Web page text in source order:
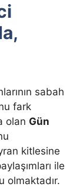
sabah
fark
olan Gün
kitlesine
ile
olmaktadır.